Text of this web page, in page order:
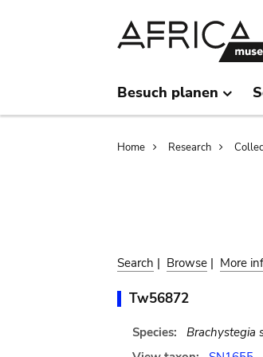
Besuch planen
Home Research
Search | Browse | More
Tw56872
Species:
Brachystegia